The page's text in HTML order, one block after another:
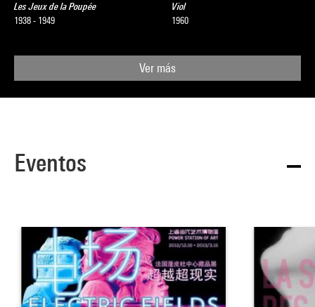
Les Jeux de la Poupée
1938 - 1949
Viol
1960
Ver más
Eventos